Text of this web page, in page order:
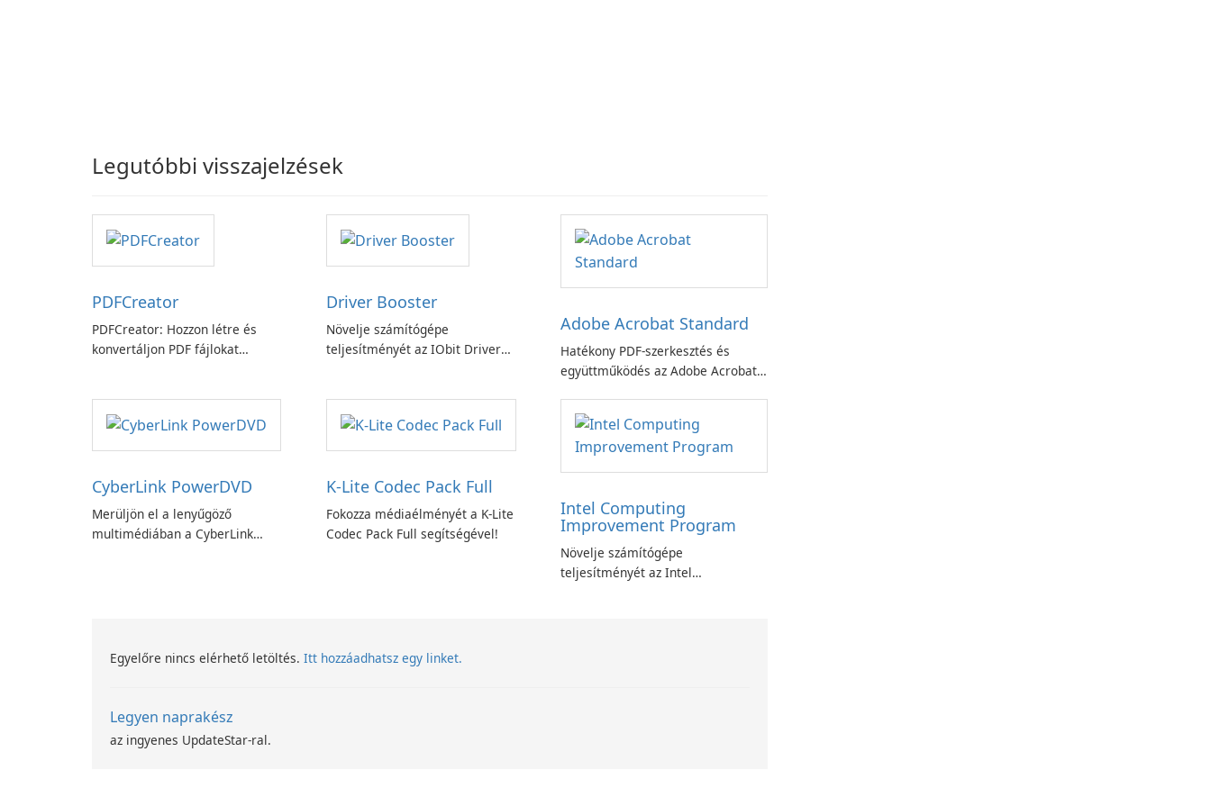
Legutóbbi visszajelzések
PDFCreator
PDFCreator: Hozzon létre és
konvertáljon PDF fájlokat
Driver Booster
Növelje számítógépe
teljesítményét az IObit Driver
Adobe Acrobat Standard
Hatékony PDF-szerkesztés és
együttműködés az Adobe Acrobat
CyberLink PowerDVD
Merüljön el a lenyűgöző
multimédiában a CyberLink
K-Lite Codec Pack Full
Fokozza médiaélményét a K-Lite
Codec Pack Full segítségével!
Intel Computing
Improvement Program
Növelje számítógépe
teljesítményét az Intel
Egyelőre nincs elérhető letöltés. Itt hozzáadhatsz egy linket.
Legyen naprakész
az ingyenes UpdateStar-ral.